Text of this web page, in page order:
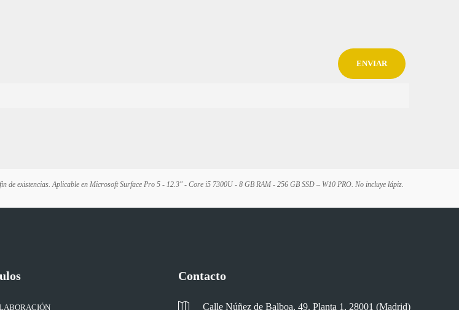
de existencias. Aplicable en Microsoft Surface Pro 5 - 12.3" - Core i5 7300U - 8 GB RAM - 256 GB SSD – W10 PRO. No incluye lápiz.
Contacto
Calle Núñez de Balboa, 49. Planta 1, 28001 (Madrid)